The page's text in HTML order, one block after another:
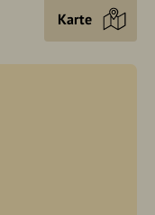
Karte